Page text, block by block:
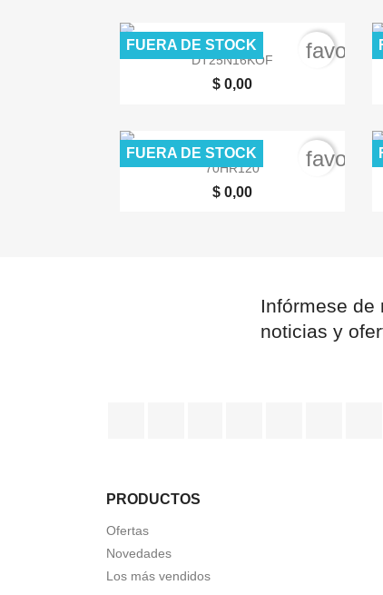
 Vista rápida
DT25N16KOF
$ 0,00
FUERA DE STOCK
 Vista rápida
70HR120
$ 0,00
FUERA DE STOCK
Infórmese de
noticias y
PRODUCTOS
Ofertas
Novedades
Los más vendidos